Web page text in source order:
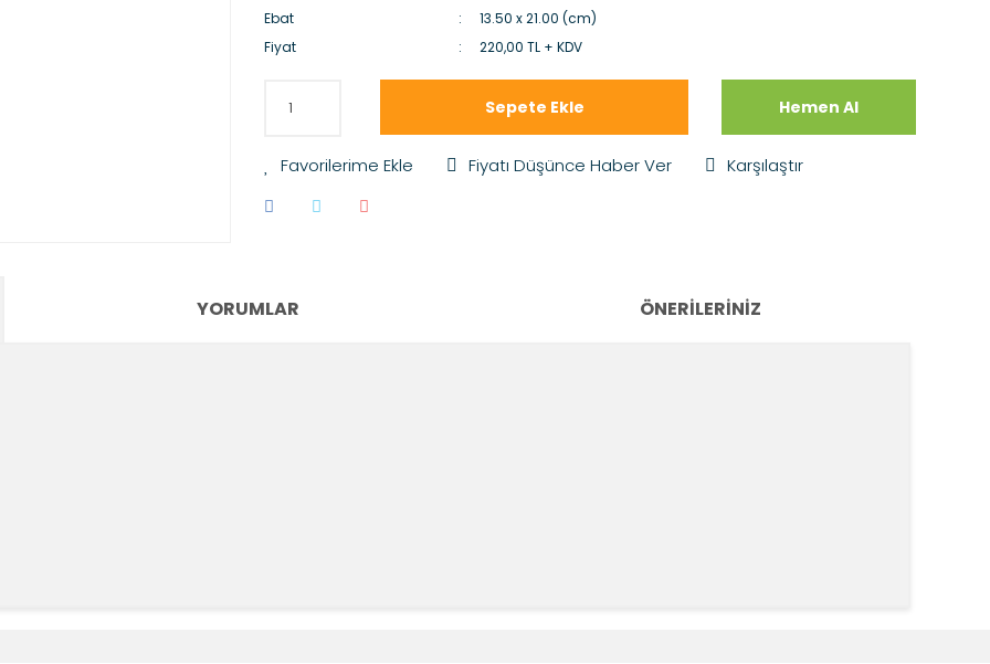
Ebat
13.50 x 21.00 (cm)
Fiyat
220,00 TL + KDV
Sepete Ekle Hemen Al
Fiyatı Düşünce Haber Ver Karşılaştır
YORUMLAR ÖNERILERINIZ